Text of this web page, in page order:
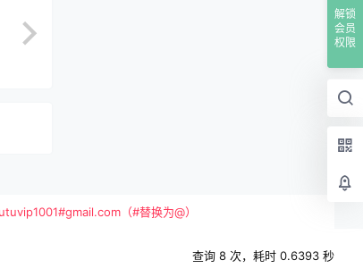
解锁
会员
权限
（#替换为@）
查询 8 次，耗时 0.6393 秒